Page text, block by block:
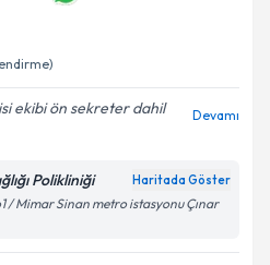
ekibi ön sekreter dahil
Devamı
Polikliniği Haritada Göster
/ Mimar Sinan metro istasyonu Çınar